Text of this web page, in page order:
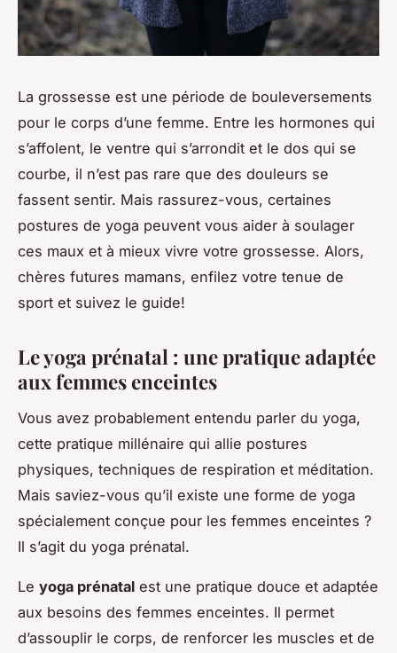
La grossesse est une période de bouleversements
pour le corps d’une femme. Entre les hormones qui
s’affolent, le ventre qui s’arrondit et le dos qui se
courbe, il n’est pas rare que des douleurs se
fassent sentir. Mais rassurez-vous, certaines
postures de yoga peuvent vous aider à soulager
ces maux et à mieux vivre votre grossesse. Alors,
chères futures mamans, enfilez votre tenue de
sport et suivez le guide!
Le yoga prénatal : une pratique adaptée
aux femmes enceintes
Vous avez probablement entendu parler du yoga,
cette pratique millénaire qui allie postures
physiques, techniques de respiration et méditation.
Mais saviez-vous qu’il existe une forme de yoga
spécialement conçue pour les femmes enceintes ?
Il s’agit du yoga prénatal.
Le yoga prénatal est une pratique douce et adaptée
aux besoins des femmes enceintes. Il permet
d’assouplir le corps, de renforcer les muscles et de